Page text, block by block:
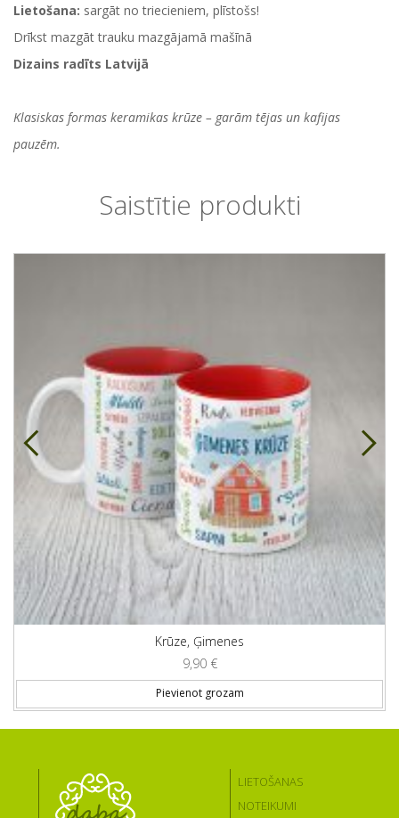
Lietošana: sargāt no triecieniem, plīstošs!
Drīkst mazgāt trauku mazgājamā mašīnā
Dizains radīts Latvijā
Klasiskas formas keramikas krūze – garām tējas un kafijas
pauzēm.
Saistītie produkti
Krūze, Ģimenes
9,90 €
Pievienot grozam
LIETOŠANAS
NOTEIKUMI